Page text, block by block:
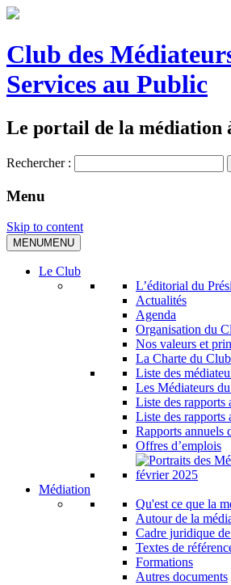
Club des
Services au Public
Le portail de la médiation
Rechercher :
Menu
Skip to content
MENUMENU
Le Club
L’éditorial du
Actualités
Agenda
Organisation du
Nos valeurs et
La Charte du Club
Liste des
Les Médiateurs
Liste des rapports
Liste des rapports
Rapports annuels
Offres d’emplois
Médiation
Qu'est ce que la
Autour de la
Cadre juridique
Textes de
Formations
Autres documents